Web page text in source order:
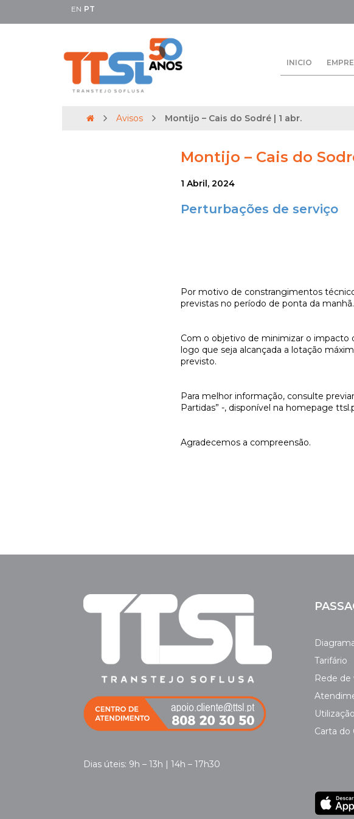
EN PT
INICIO
Avisos Montijo – Cais do Sodré | 1 abr.
Montijo – Cais do
1 Abril, 2024
Perturbações de serviço
Por motivo de constrangimentos
previstas no período de ponta da manhã.
Com o objetivo de minimizar o impacto
logo que seja alcançada a lotação
previsto.
Para melhor informação, consulte
Partidas” -, disponível na homepage
Agradecemos a compreensão.
Dias úteis: 9h – 13h | 14h – 17h30
Tarifário
Rede de
Carta do